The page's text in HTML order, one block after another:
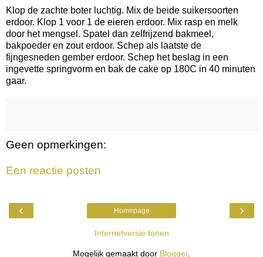
Klop de zachte boter luchtig. Mix de beide suikersoorten
erdoor. Klop 1 voor 1 de eieren erdoor. Mix rasp en melk
door het mengsel. Spatel dan zelfrijzend bakmeel,
bakpoeder en zout erdoor. Schep als laatste de
fijngesneden gember erdoor. Schep het beslag in een
ingevette springvorm en bak de cake op 180C in 40 minuten
gaar.
Geen opmerkingen:
Een reactie posten
‹ ›
Homepage
Internetversie tonen
Mogelijk gemaakt door Blogger.